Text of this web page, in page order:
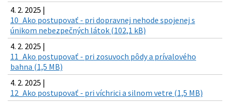
4. 2. 2025 |
10_Ako postupovať - pri dopravnej nehode spojenej s
únikom nebezpečných látok (102,1 kB)
4. 2. 2025 |
11_Ako postupovať - pri zosuvoch pôdy a prívalového
bahna (1,5 MB)
4. 2. 2025 |
12_Ako postupovať - pri víchrici a silnom vetre (1,5 MB)